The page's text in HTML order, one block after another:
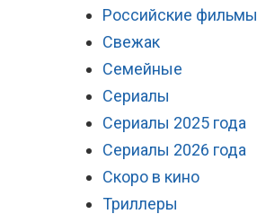
Российские фильмы
Свежак
Семейные
Сериалы
Сериалы 2025 года
Сериалы 2026 года
Скоро в кино
Триллеры